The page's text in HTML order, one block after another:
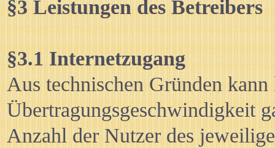
§3 Leistungen des Betreibers
§3.1 Internetzugang
Aus technischen Gründen
Übertragungsgeschwindigkeit
Anzahl der Nutzer des